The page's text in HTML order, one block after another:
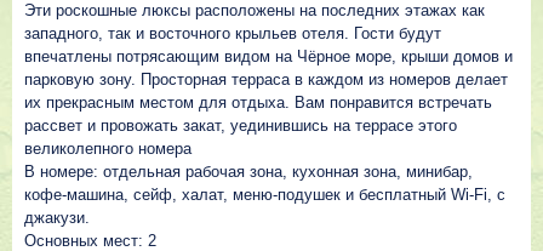
Эти роскошные люксы расположены на последних этажах как
западного, так и восточного крыльев отеля. Гости будут
впечатлены потрясающим видом на Чёрное море, крыши домов и
парковую зону. Просторная терраса в каждом из номеров делает
их прекрасным местом для отдыха. Вам понравится встречать
рассвет и провожать закат, уединившись на террасе этого
великолепного номера
В номере: отдельная рабочая зона, кухонная зона, минибар,
кофе-машина, сейф, халат, меню-подушек и бесплатный Wi-Fi, с
джакузи.
Основных мест: 2